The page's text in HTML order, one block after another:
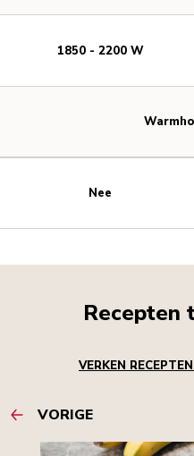
1850 - 2200 W
Nee
Recepten
VERKEN
VORIGE